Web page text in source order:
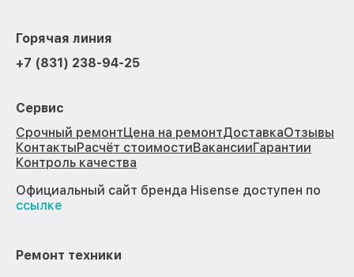
Горячая линия
+7 (831) 238-94-25
Сервис
Срочный ремонтЦена на ремонтДоставкаОтзывы
КонтактыРасчёт стоимостиВакансииГарантии
Контроль качества
Официальный сайт бренда Hisense доступен по
ссылке
Ремонт техники